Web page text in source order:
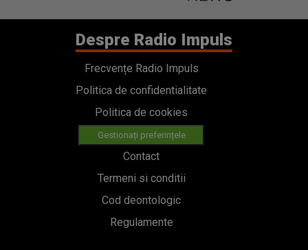
Despre Radio Impuls
Frecvențe Radio Impuls
Politica de confidentialitate
Politica de cookies
Gestionați preferințele
Contact
Termeni si conditii
Cod deontologic
Regulamente